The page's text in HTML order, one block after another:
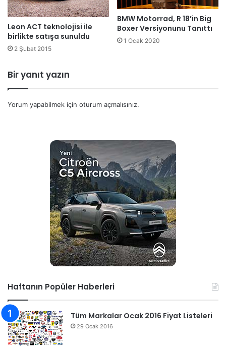
Leon ACT teknolojisi ile
birlikte satışa sunuldu
2 Şubat 2015
BMW Motorrad, R 18’in Big
Boxer Versiyonunu Tanıttı
1 Ocak 2020
Bir yanıt yazın
Yorum yapabilmek için oturum açmalısınız.
Haftanın Popüler Haberleri
Tüm Markalar Ocak 2016 Fiyat Listeleri
29 Ocak 2016